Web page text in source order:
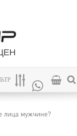
лица мужчине?